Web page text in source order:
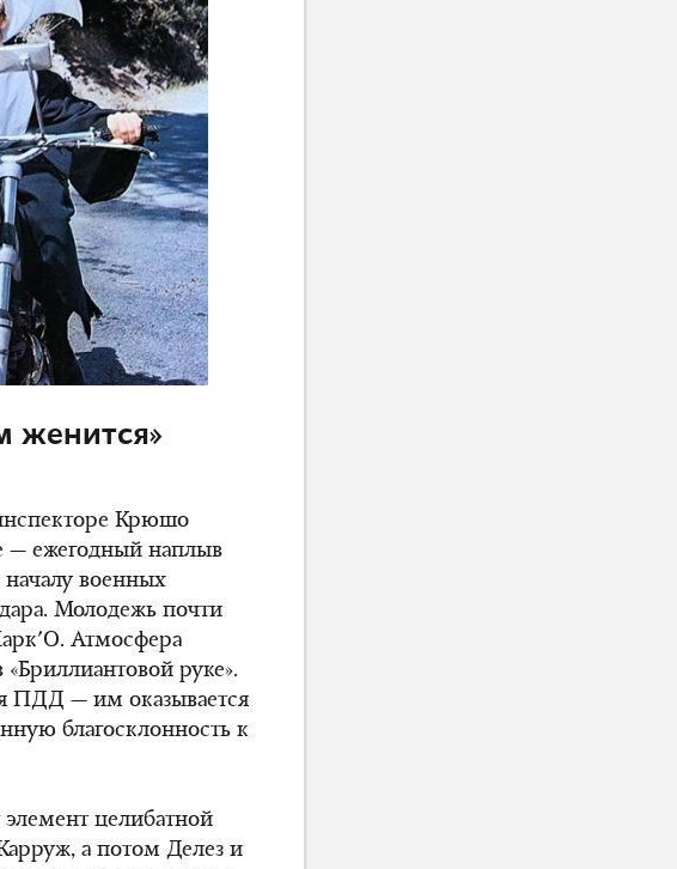
женится»
Крюшо
— ежегодный наплыв
военных
Молодежь почти
Атмосфера
руке».
ПДД — им оказывается
благосклонность к
целибатной
а потом Делез и